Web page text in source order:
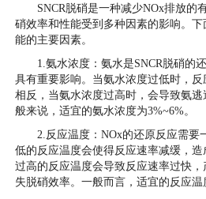
SNCR脱硝是一种减少NOx排放的
硝效率和性能受到多种因素的影响。下
能的主要因素。
1.氨水浓度：氨水是SNCR脱硝的
具有重要影响。当氨水浓度过低时，反
相反，当氨水浓度过高时，会导致氨
般来说，适宜的氨水浓度为3%~6%。
2.反应温度：NOx的还原反应需要
低的反应温度会使得反应速率减缓，造
过高的反应温度会导致反应速率过快
失脱硝效率。一般而言，适宜的反应